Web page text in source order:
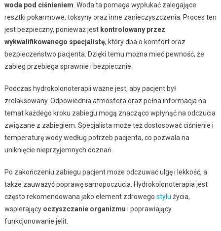
woda pod ciśnieniem . Woda ta pomaga wypłukać zalegające
resztki pokarmowe, toksyny oraz inne zanieczyszczenia. Proces ten
jest bezpieczny, ponieważ jest kontrolowany przez
wykwalifikowanego specjalistę, który dba o komfort oraz
bezpieczeństwo pacjenta. Dzięki temu można mieć pewność, że
zabieg przebiega sprawnie i bezpiecznie.
Podczas hydrokolonoterapii ważne jest, aby pacjent był
zrelaksowany. Odpowiednia atmosfera oraz pełna informacja na
temat każdego kroku zabiegu mogą znacząco wpłynąć na odczucia
związane z zabiegiem. Specjalista może też dostosować ciśnienie i
temperaturę wody według potrzeb pacjenta, co pozwala na
uniknięcie nieprzyjemnych doznań.
Po zakończeniu zabiegu pacjent może odczuwać ulgę i lekkość, a
także zauważyć poprawę samopoczucia. Hydrokolonoterapia jest
często rekomendowana jako element zdrowego stylu życia,
wspierający oczyszczanie organizmu i poprawiający
funkcjonowanie jelit.